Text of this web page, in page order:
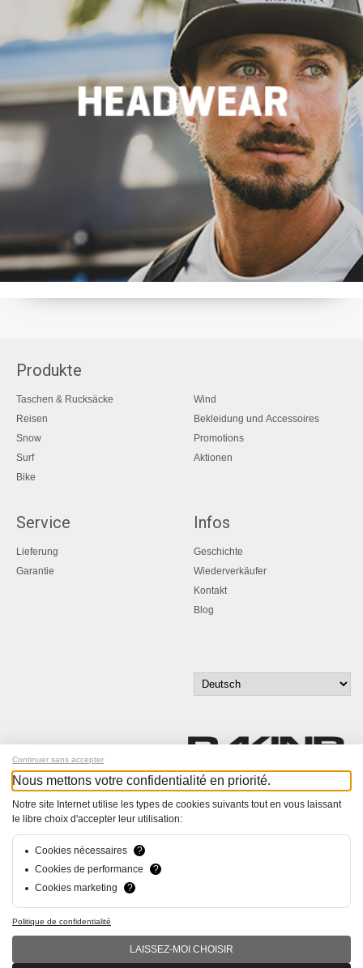
Produkte
Taschen & Rucksäcke
Reisen
Snow
Surf
Bike
Wind
Bekleidung und Accessoires
Promotions
Aktionen
Service
Lieferung
Garantie
Infos
Geschichte
Wiederverkäufer
Kontakt
Blog
© Bucher+Walt 2011-2026
hsolutions.ch
Continuer sans accepter
Nous mettons votre confidentialité en priorité.
Notre site Internet utilise les types de cookies suivants tout en vous laissant
le libre choix d'accepter leur utilisation:
Cookies nécessaires
?
Cookies de performance
?
Cookies marketing
?
Politique de confidentialité
LAISSEZ-MOI CHOISIR